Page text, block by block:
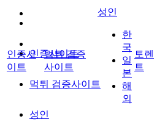
인증사이트
먹튀 검증사이트
성인
인증사
이트
먹튀 검증
사이트
성인
한
국
일
본
해
외
토렌
트